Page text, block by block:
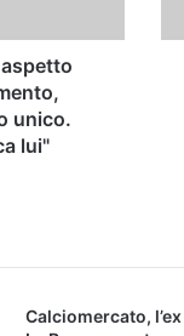
unico.
lui"
Calciomercato,